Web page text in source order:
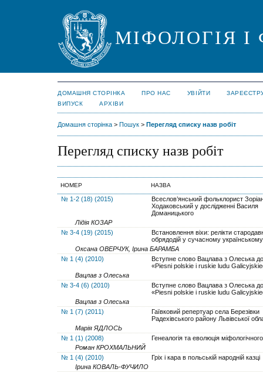
МІФОЛОГІЯ
ДОМАШНЯ СТОРІНКА ПРО НАС УВІЙТИ
ВИПУСК
АРХІВИ
Домашня сторінка > Пошук > Перегляд списку назв робіт
Перегляд списку назв робіт
НОМЕР НАЗВА
№ 1-2 (18) (2015)
Всеслов’янський фольклорист
Ходаковський у дослідженні Василя
Доманицького
Лідія КОЗАР
№ 3-4 (19) (2015)
Встановлення віхи: релікти
обрядодій у сучасному
Оксана ОВЕРЧУК, Ірина БАРАМБА
№ 1 (4) (2010)
Вступне слово Вацлава з Олеська до
«Piesni polskie i ruskie ludu
Вацлав з Олеська
№ 3-4 (6) (2010)
Вступне слово Вацлава з Олеська до
«Piesni polskie i ruskie ludu
Вацлав з Олеська
№ 1 (7) (2011)
Гаївковий репертуар села Березівки
Радехівського району Львівської
Марія ЯДЛОСЬ
№ 1 (1) (2008)
Генеалогія та еволюція
Роман КРОХМАЛЬНИЙ
№ 1 (4) (2010)
Гріх і кара в польській народній казці
Ірина КОВАЛЬ-ФУЧИЛО